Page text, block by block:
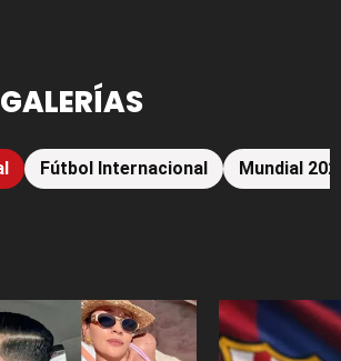
Fútbol Internacional Mundial